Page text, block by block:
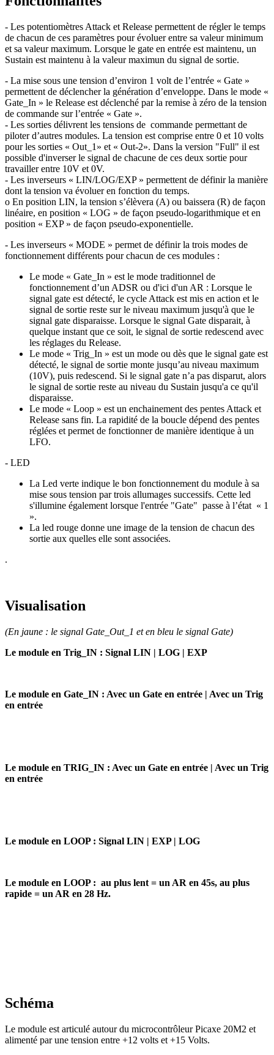
- Les potentiomètres Attack et Release permettent de régler le temps
de chacun de ces paramètres pour évoluer entre sa valeur minimum
et sa valeur maximum. Lorsque le gate en entrée est maintenu, un
Sustain est maintenu à la valeur maximun du signal de sortie.
- La mise sous une tension d’environ 1 volt de l’entrée « Gate »
permettent de déclencher la génération d’enveloppe. Dans le mode «
Gate_In » le Release est déclenché par la remise à zéro de la tension
de commande sur l’entrée « Gate ».
- Les sorties délivrent les tensions de commande permettant de
piloter d’autres modules. La tension est comprise entre 0 et 10 volts
pour les sorties « Out_1» et « Out-2». Dans la version "Full" il est
possible d'inverser le signal de chacune de ces deux sortie pour
travailler entre 10V et 0V.
- Les inverseurs « LIN/LOG/EXP » permettent de définir la manière
dont la tension va évoluer en fonction du temps.
o En position LIN, la tension s’élèvera (A) ou baissera (R) de façon
linéaire, en position « LOG » de façon pseudo-logarithmique et en
position « EXP » de façon pseudo-exponentielle.
- Les inverseurs « MODE » permet de définir la trois modes de
fonctionnement différents pour chacun de ces modules :
Le mode « Gate_In » est le mode traditionnel de
fonctionnement d’un ADSR ou d'ici d'un AR : Lorsque le
signal gate est détecté, le cycle Attack est mis en action et le
signal de sortie reste sur le niveau maximum jusqu'à que le
signal gate disparaisse. Lorsque le signal Gate disparait, à
quelque instant que ce soit, le signal de sortie redescend avec
les réglages du Release.
Le mode « Trig_In » est un mode ou dès que le signal gate est
détecté, le signal de sortie monte jusqu’au niveau maximum
(10V), puis redescend. Si le signal gate n’a pas disparut, alors
le signal de sortie reste au niveau du Sustain jusqu'a ce qu'il
disparaisse.
Le mode « Loop » est un enchainement des pentes Attack et
Release sans fin. La rapidité de la boucle dépend des pentes
réglées et permet de fonctionner de manière identique à un
LFO.
- LED
La Led verte indique le bon fonctionnement du module à sa
mise sous tension par trois allumages successifs. Cette led
s'illumine également lorsque l'entrée "Gate" passe à l’état « 1
».
La led rouge donne une image de la tension de chacun des
sortie aux quelles elle sont associées.
.
Visualisation
(En jaune : le signal Gate_Out_1 et en bleu le signal Gate)
Le module en Trig_IN : Signal LIN | LOG | EXP
Le module en Gate_IN : Avec un Gate en entrée | Avec un Trig
en entrée
Le module en TRIG_IN : Avec un Gate en entrée | Avec un Trig
en entrée
Le module en LOOP : Signal LIN | EXP | LOG
Le module en LOOP : au plus lent = un AR en 45s, au plus
rapide = un AR en 28 Hz.
Schéma
Le module est articulé autour du microcontrôleur Picaxe 20M2 et
alimenté par une tension entre +12 volts et +15 Volts.